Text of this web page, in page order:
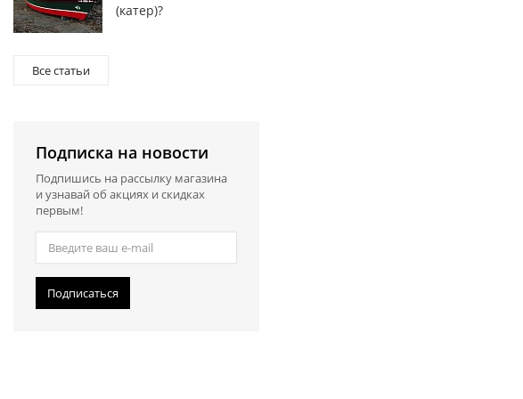
(катер)?
Все статьи
Подписка на новости
Подпишись на рассылку магазина
и узнавай об акциях и скидках
первым!
Подписаться